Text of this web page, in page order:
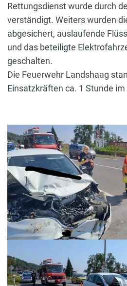
Rettungsdienst wurde durch
verständigt. Weiters wurden
abgesichert, auslaufende
und das beteiligte
geschalten.
Die Feuerwehr Landshaag
Einsatzkräften ca. 1 Stunde im